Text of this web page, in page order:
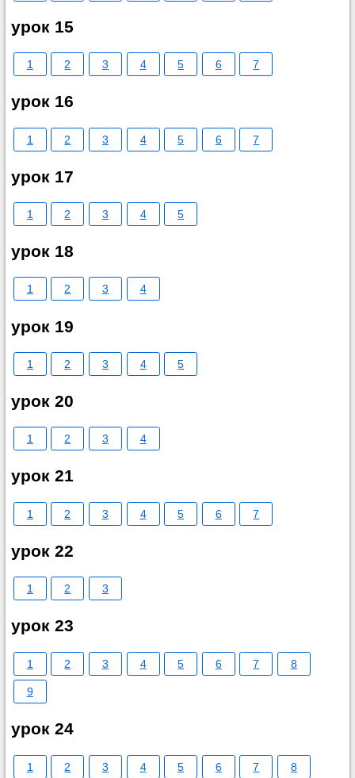
урок 15
1 2 3 4 5 6 7
урок 16
1 2 3 4 5 6 7
урок 17
1 2 3 4 5
урок 18
1 2 3 4
урок 19
1 2 3 4 5
урок 20
1 2 3 4
урок 21
1 2 3 4 5 6 7
урок 22
1 2 3
урок 23
1 2 3 4 5 6 7 8
9
урок 24
1 2 3 4 5 6 7 8